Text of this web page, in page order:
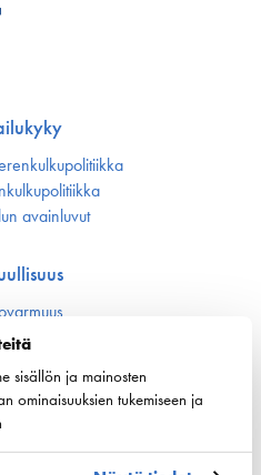
sisällön ja mainosten
ominaisuuksien tukemiseen ja
avainluvut
ja ilmasto
uuteen teknologiaan ja
uusissa aluksissa
ja osaaminen